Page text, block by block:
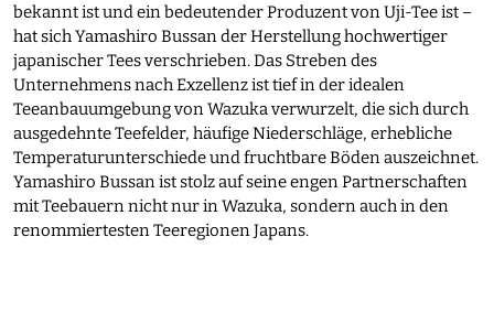
bekannt ist und ein bedeutender Produzent von Uji-Tee ist –
hat sich Yamashiro Bussan der Herstellung hochwertiger
japanischer Tees verschrieben. Das Streben des
Unternehmens nach Exzellenz ist tief in der idealen
Teeanbauumgebung von Wazuka verwurzelt, die sich durch
ausgedehnte Teefelder, häufige Niederschläge, erhebliche
Temperaturunterschiede und fruchtbare Böden auszeichnet.
Yamashiro Bussan ist stolz auf seine engen Partnerschaften
mit Teebauern nicht nur in Wazuka, sondern auch in den
renommiertesten Teeregionen Japans.